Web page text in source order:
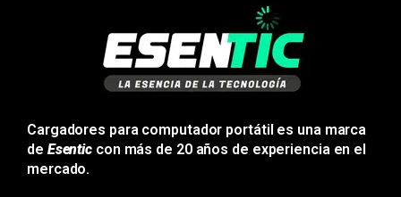
Cargadores para computador portátil es una marca
de Esentic con más de 20 años de experiencia en el
mercado.